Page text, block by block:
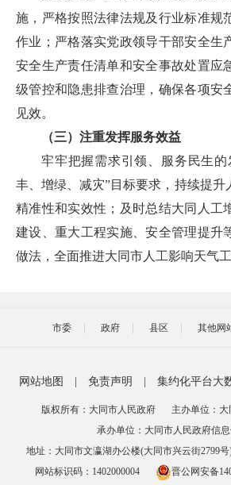
施，严格按照法律法规及行业标准规
作业；严格落实党政领导干部安全生
安全生产责任清单和安全事故处置应
级管控和隐患排查治理，确保各项安
见效。
（三）注重发挥服务效益
牢牢把握需求引领、服务民生的
丰、增绿、减灾”目标要求，持续提升
精准性和实效性；及时总结大同人工
建设、重大工程实施、安全管理提升
做法，全面推进大同市人工影响天气
市委 政府 县区 其他网
网站地图 免责声明 集约化平台大
版权所有：大同市人民政府
主办单位：
承办单位：大同市人民政府信
地址：大同市文瀛湖办公楼(大同市兴云街2799号
网站标识码：1402000004
晋公网安备